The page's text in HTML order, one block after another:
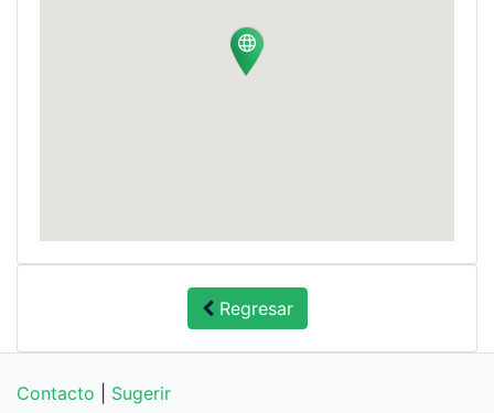
Regresar
Contacto Sugerir